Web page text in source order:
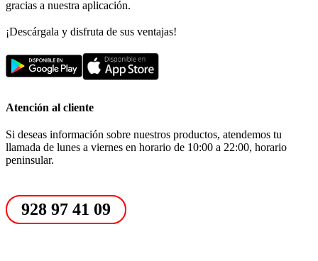
gracias a nuestra aplicación.
¡Descárgala y disfruta de sus ventajas!
Atención al cliente
Si deseas información sobre nuestros productos, atendemos tu
llamada de lunes a viernes en horario de 10:00 a 22:00, horario
peninsular.
928 97 41 09